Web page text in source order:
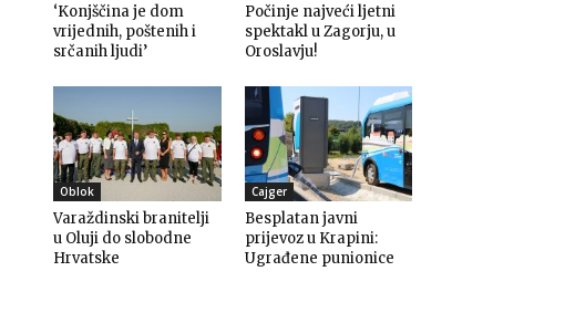
‘Konjščina je dom
vrijednih, poštenih i
srčanih ljudi’
Počinje najveći ljetni
spektakl u Zagorju, u
Oroslavju!
Oblok
Varaždinski branitelji
u Oluji do slobodne
Hrvatske
Cajger
Besplatan javni
prijevoz u Krapini:
Ugrađene punionice